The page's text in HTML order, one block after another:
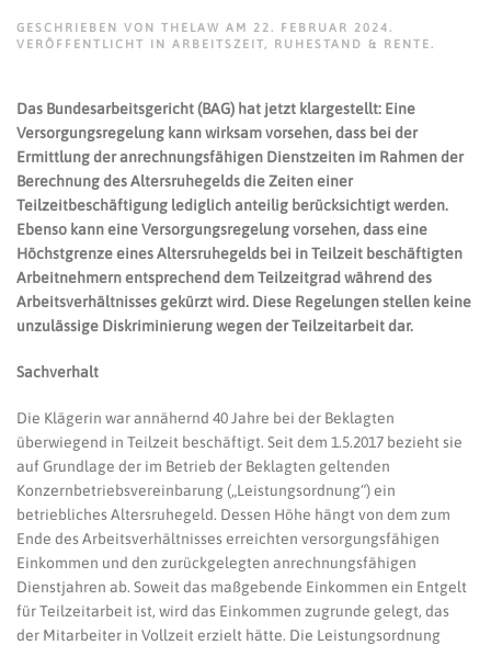
GESCHRIEBEN VON THELAW AM 22. FEBRUAR 2024 .
VERÖFFENTLICHT IN ARBEITSZEIT, RUHESTAND & RENTE .
Das Bundesarbeitsgericht (BAG) hat jetzt klargestellt: Eine
Versorgungsregelung kann wirksam vorsehen, dass bei der
Ermittlung der anrechnungsfähigen Dienstzeiten im Rahmen der
Berechnung des Altersruhegelds die Zeiten einer
Teilzeitbeschäftigung lediglich anteilig berücksichtigt werden.
Ebenso kann eine Versorgungsregelung vorsehen, dass eine
Höchstgrenze eines Altersruhegelds bei in Teilzeit beschäftigten
Arbeitnehmern entsprechend dem Teilzeitgrad während des
Arbeitsverhältnisses gekürzt wird. Diese Regelungen stellen keine
unzulässige Diskriminierung wegen der Teilzeitarbeit dar.
Sachverhalt
Die Klägerin war annähernd 40 Jahre bei der Beklagten
überwiegend in Teilzeit beschäftigt. Seit dem 1.5.2017 bezieht sie
auf Grundlage der im Betrieb der Beklagten geltenden
Konzernbetriebsvereinbarung („Leistungsordnung“) ein
betriebliches Altersruhegeld. Dessen Höhe hängt von dem zum
Ende des Arbeitsverhältnisses erreichten versorgungsfähigen
Einkommen und den zurückgelegten anrechnungsfähigen
Dienstjahren ab. Soweit das maßgebende Einkommen ein Entgelt
für Teilzeitarbeit ist, wird das Einkommen zugrunde gelegt, das
der Mitarbeiter in Vollzeit erzielt hätte. Die Leistungsordnung